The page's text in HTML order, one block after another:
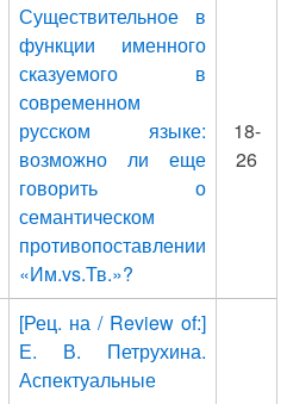
Существительное в
функции именного
сказуемого в
современном
русском языке:
возможно ли еще
говорить о
семантическом
противопоставлении
«Им.vs.Тв.»?
18-
26
[Рец. на / Review of:]
Е. В. Петрухина.
Аспектуальные